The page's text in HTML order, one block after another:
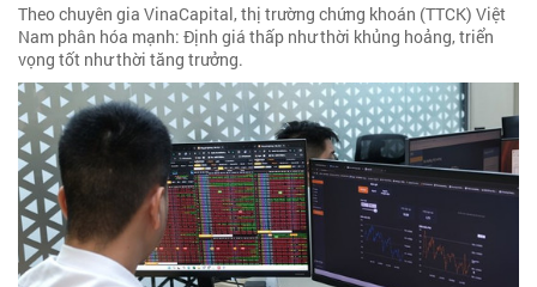
Theo chuyên gia VinaCapital, thị trường chứng khoán (TTCK) Việt
Nam phân hóa mạnh: Định giá thấp như thời khủng hoảng, triển
vọng tốt như thời tăng trưởng.